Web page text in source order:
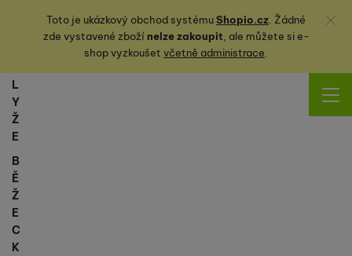
Toto je ukázkový obchod systémuShopio.cz. Žádné
zde vystavené zbožínelze zakoupit, ale můžete sie-
shop vyzkoušet včetně administrace.
Zavřít
L
Y
Ž
E
B
Ě
Ž
E
C
K